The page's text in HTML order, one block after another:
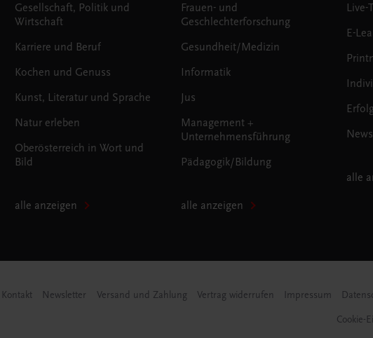
Gesellschaft, Politik und
Wirtschaft
Karriere und Beruf
Kochen und Genuss
Kunst, Literatur und Sprache
Natur erleben
Oberösterreich in Wort und
Bild
alle anzeigen
Frauen- und
Geschlechterforschung
Gesundheit/Medizin
Informatik
Jus
Management +
Unternehmensführung
Pädagogik/Bildung
alle anzeigen
Live-
E-
News
alle
Kontakt Newsletter Versand und Zahlung Vertrag widerrufen Impressum
Cookie-